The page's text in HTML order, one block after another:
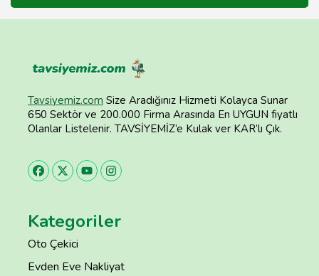
Tavsiyemiz.com Size Aradığınız Hizmeti Kolayca Sunar
650 Sektör ve 200.000 Firma Arasında En UYGUN fiyatlı
Olanlar Listelenir. TAVSİYEMİZ’e Kulak ver KAR’lı Çık.
Kategoriler
Oto Çekici
Evden Eve Nakliyat